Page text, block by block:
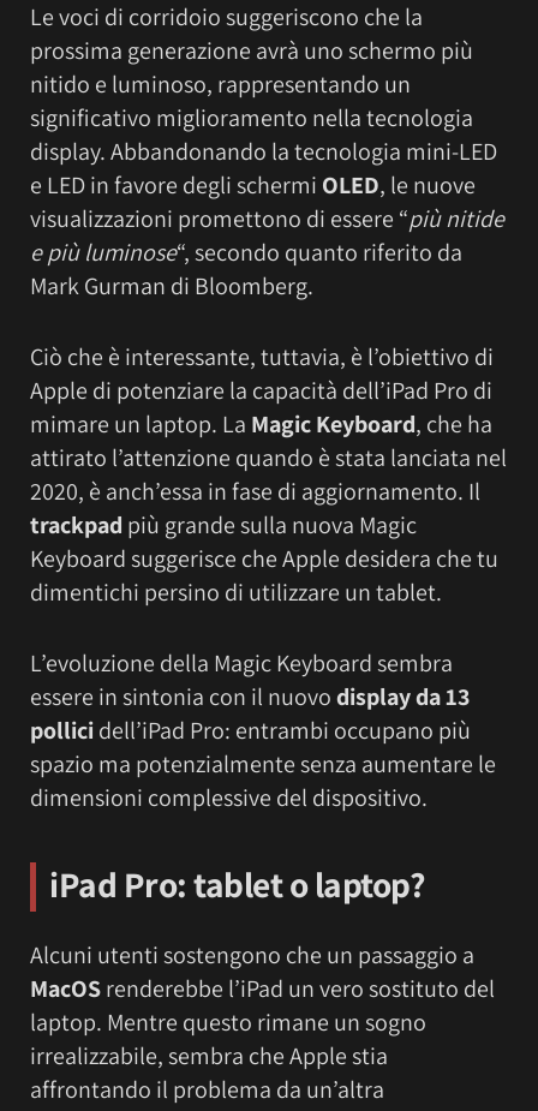
Le voci di corridoio suggeriscono che la
prossima generazione avrà uno schermo più
nitido e luminoso, rappresentando un
significativo miglioramento nella tecnologia
display. Abbandonando la tecnologia mini-LED
e LED in favore degli schermi OLED, le nuove
visualizzazioni promettono di essere “più nitide
e più luminose“, secondo quanto riferito da
Mark Gurman di Bloomberg.
Ciò che è interessante, tuttavia, è l’obiettivo di
Apple di potenziare la capacità dell’iPad Pro di
mimare un laptop. La Magic Keyboard, che ha
attirato l’attenzione quando è stata lanciata nel
2020, è anch’essa in fase di aggiornamento. Il
trackpad più grande sulla nuova Magic
Keyboard suggerisce che Apple desidera che tu
dimentichi persino di utilizzare un tablet.
L’evoluzione della Magic Keyboard sembra
essere in sintonia con il nuovodisplay da 13
pollicidell’iPad Pro: entrambi occupano più
spazio ma potenzialmente senza aumentare le
dimensioni complessive del dispositivo.
iPad Pro: tablet o laptop?
Alcuni utenti sostengono che un passaggio a
MacOSrenderebbe l’iPad un vero sostituto del
laptop. Mentre questo rimane un sogno
irrealizzabile, sembra che Apple stia
affrontando il problema da un’altra